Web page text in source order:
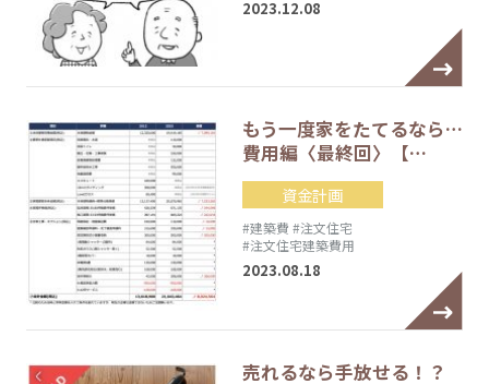
2023.12.08
もう一度家をたてるなら…
費用編〈最終回〉【…
資金計画
#建築費 #注文住宅
#注文住宅建築費用
2023.08.18
売れるなら手放せる！？